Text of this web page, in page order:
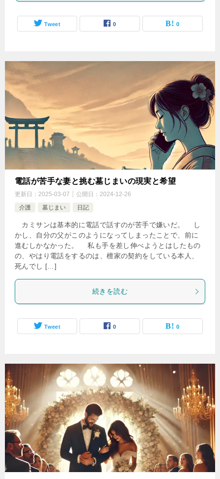
Tweet 0 0
電話が苦手な妻と挑む墓じまいの現実と希望
更新日： 2025-03-07 公開日： 2024-12-26
介護
墓じまい 日記
カミサンは基本的に電話で話すのが苦手で嫌いだ。 し
かし、自分の父がこのようになってしまったことで、前に
進むしかなかった。 私も手を差し伸べようとはしたもの
の、やはり電話をするのは、檀家の契約をしている本人、
死んでし […]
続きを読む
Tweet 0 0